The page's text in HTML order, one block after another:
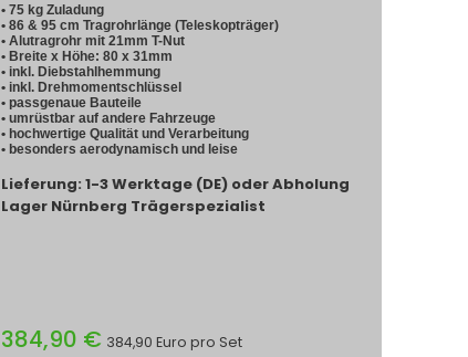
• 75 kg Zuladung
• 86 & 95 cm Tragrohrlänge (Teleskopträger)
• Alutragrohr mit 21mm T-Nut
• Breite x Höhe: 80 x 31mm
• inkl. Diebstahlhemmung
• inkl. Drehmomentschlüssel
• passgenaue Bauteile
• umrüstbar auf andere Fahrzeuge
• hochwertige Qualität und Verarbeitung
• besonders aerodynamisch und leise
Lieferung: 1-3 Werktage (DE) oder Abholung
Lager Nürnberg Trägerspezialist
384,90 € 384,90 Euro pro Set